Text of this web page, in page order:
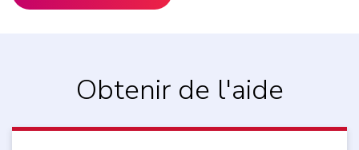
Obtenir de l'aide